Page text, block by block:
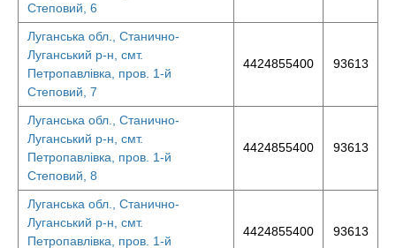
Степовий, 6
Луганська обл., Станично-
Луганський р-н, смт.
Петропавлівка, пров. 1-й
Степовий, 7
4424855400 93613
Луганська обл., Станично-
Луганський р-н, смт.
Петропавлівка, пров. 1-й
Степовий, 8
4424855400 93613
Луганська обл., Станично-
Луганський р-н, смт.
Петропавлівка, пров. 1-й
4424855400 93613